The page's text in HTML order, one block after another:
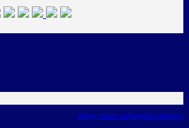
design: future werbeagentur chemnitz